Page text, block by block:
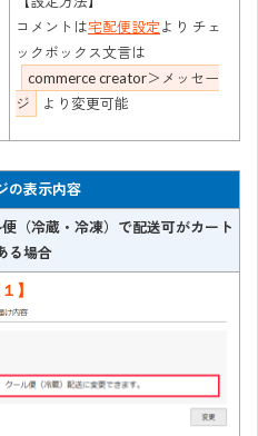
コメントは宅配便設定より チェ
ックボックス文言は
commerce creator＞メッセー
ジ
より変更可能
の表示内容
（冷蔵・冷凍）で配送可がカート
る場合
１】